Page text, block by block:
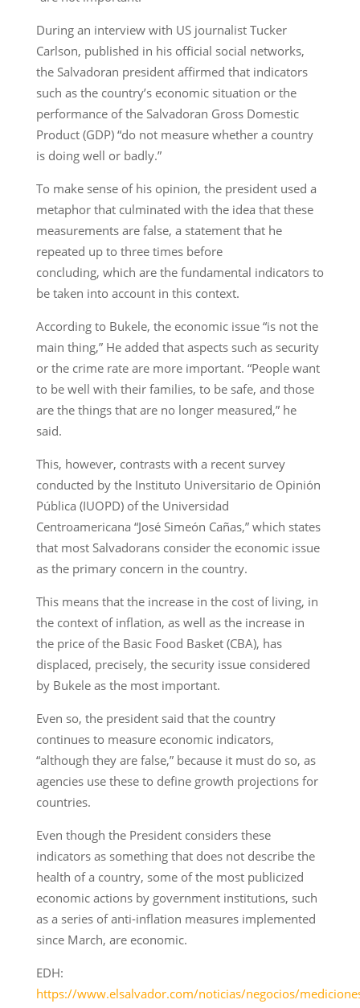
During an interview with US journalist Tucker
Carlson, published in his official social networks,
the Salvadoran president affirmed that indicators
such as the country’s economic situation or the
performance of the Salvadoran Gross Domestic
Product (GDP) “do not measure whether a country
is doing well or badly.”
To make sense of his opinion, the president used a
metaphor that culminated with the idea that these
measurements are false, a statement that he
repeated up to three times before
concluding, which are the fundamental indicators to
be taken into account in this context.
According to Bukele, the economic issue “is not the
main thing,” He added that aspects such as security
or the crime rate are more important. “People want
to be well with their families, to be safe, and those
are the things that are no longer measured,” he
said.
This, however, contrasts with a recent survey
conducted by the Instituto Universitario de Opinión
Pública (IUOPD) of the Universidad
Centroamericana “José Simeón Cañas,” which states
that most Salvadorans consider the economic issue
as the primary concern in the country.
This means that the increase in the cost of living, in
the context of inflation, as well as the increase in
the price of the Basic Food Basket (CBA), has
displaced, precisely, the security issue considered
by Bukele as the most important.
Even so, the president said that the country
continues to measure economic indicators,
“although they are false,” because it must do so, as
agencies use these to define growth projections for
countries.
Even though the President considers these
indicators as something that does not describe the
health of a country, some of the most publicized
economic actions by government institutions, such
as a series of anti-inflation measures implemented
since March, are economic.
EDH:
https://www.elsalvador.com/noticias/negocios/